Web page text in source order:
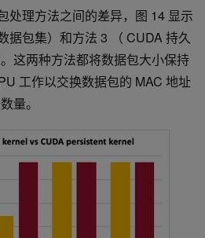
处理方法之间的差异，图 14 显示
据包集）和方法 3 （ CUDA 持久
这两种方法都将数据包大小保持
工作以交换数据包的 MAC 地址
量。